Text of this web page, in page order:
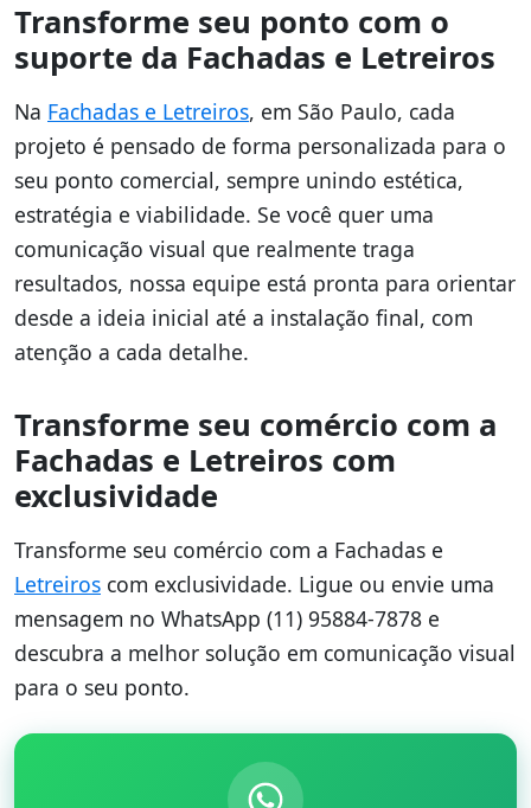
Transforme seu ponto com o
suporte da Fachadas e Letreiros
Na Fachadas e Letreiros, em São Paulo, cada
projeto é pensado de forma personalizada para o
seu ponto comercial, sempre unindo estética,
estratégia e viabilidade. Se você quer uma
comunicação visual que realmente traga
resultados, nossa equipe está pronta para orientar
desde a ideia inicial até a instalação final, com
atenção a cada detalhe.
Transforme seu comércio com a
Fachadas e Letreiros com
exclusividade
Transforme seu comércio com a Fachadas e
Letreiros com exclusividade. Ligue ou envie uma
mensagem no WhatsApp (11) 95884-7878 e
descubra a melhor solução em comunicação visual
para o seu ponto.